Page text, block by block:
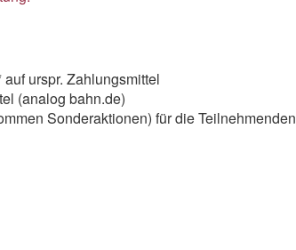
urspr. Zahlungsmittel
(analog bahn.de)
Sonderaktionen) für die Teilnehmenden